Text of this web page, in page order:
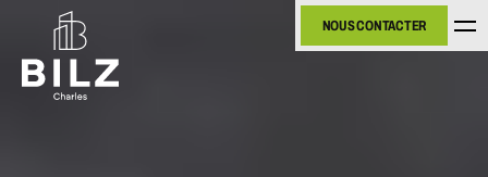
NOUS CONTACTER